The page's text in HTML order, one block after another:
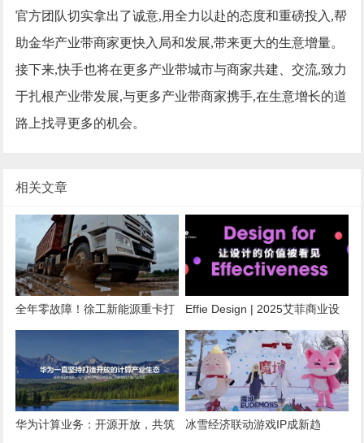
官方团队切实拿出了诚意,用全力以赴的态度和重磅投入,帮
助金华产业带商家更快入局和发展,带来更大的生意增量。
接下来,快手也将在更多产业带城市与商家共建、交流,致力
于扎根产业带发展,与更多产业带商家携手,在生意增长的道
路上找寻更多的机会。
相关文章
全年零故障！徐工新能源重卡打
Effie Design | 2025艾菲商业设
计「全新单元」合作开启
华为计算业务：开源开放，共筑
冰雪经济联动游戏IP成新趋